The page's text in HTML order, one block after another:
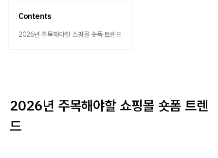
Contents
2026년 주목해야할 쇼핑몰 숏폼 트렌드
2026년 주목해야할 쇼핑몰 숏폼 트렌
드